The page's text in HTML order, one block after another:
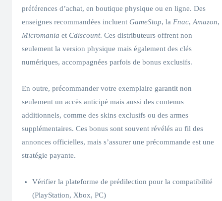
préférences d’achat, en boutique physique ou en ligne. Des
enseignes recommandées incluent GameStop, la Fnac, Amazon,
Micromania et Cdiscount. Ces distributeurs offrent non
seulement la version physique mais également des clés
numériques, accompagnées parfois de bonus exclusifs.
En outre, précommander votre exemplaire garantit non
seulement un accès anticipé mais aussi des contenus
additionnels, comme des skins exclusifs ou des armes
supplémentaires. Ces bonus sont souvent révélés au fil des
annonces officielles, mais s’assurer une précommande est une
stratégie payante.
Vérifier la plateforme de prédilection pour la compatibilité
(PlayStation, Xbox, PC)